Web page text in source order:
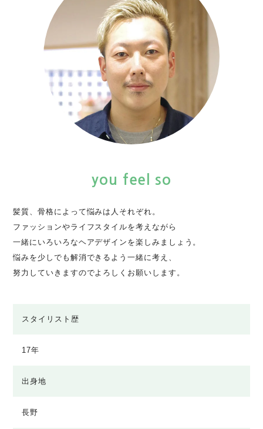
you feel so
髪質、骨格によって悩みは人それぞれ。
ファッションやライフスタイルを考えながら
一緒にいろいろなヘアデザインを楽しみましょう。
悩みを少しでも解消できるよう一緒に考え、
努力していきますのでよろしくお願いします。
スタイリスト歴
17年
出身地
長野